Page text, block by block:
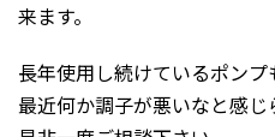
来ます。
長年使用し続けているポンプ
最近何か調子が悪いなと感じ